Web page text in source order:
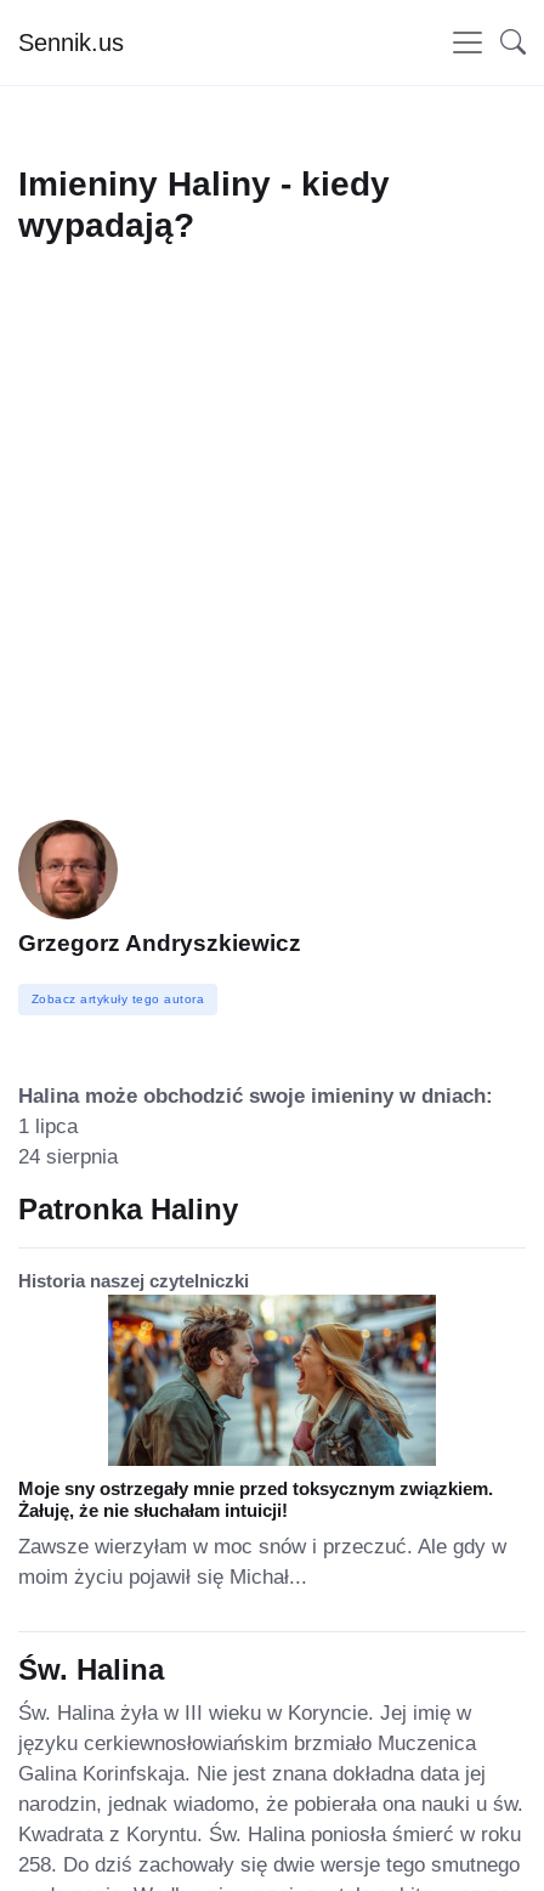
Sennik.us
Imieniny Haliny - kiedy
wypadają?
Grzegorz Andryszkiewicz
Zobacz artykuły tego autora
Halina może obchodzić swoje imieniny w dniach:
1 lipca
24 sierpnia
Patronka Haliny
Historia naszej czytelniczki
Moje sny ostrzegały mnie przed toksycznym związkiem.
Żałuję, że nie słuchałam intuicji!
Zawsze wierzyłam w moc snów i przeczuć. Ale gdy w
moim życiu pojawił się Michał...
Św. Halina
Św. Halina żyła w III wieku w Koryncie. Jej imię w
języku cerkiewnosłowiańskim brzmiało Muczenica
Galina Korinfskaja. Nie jest znana dokładna data jej
narodzin, jednak wiadomo, że pobierała ona nauki u św.
Kwadrata z Koryntu. Św. Halina poniosła śmierć w roku
258. Do dziś zachowały się dwie wersje tego smutnego